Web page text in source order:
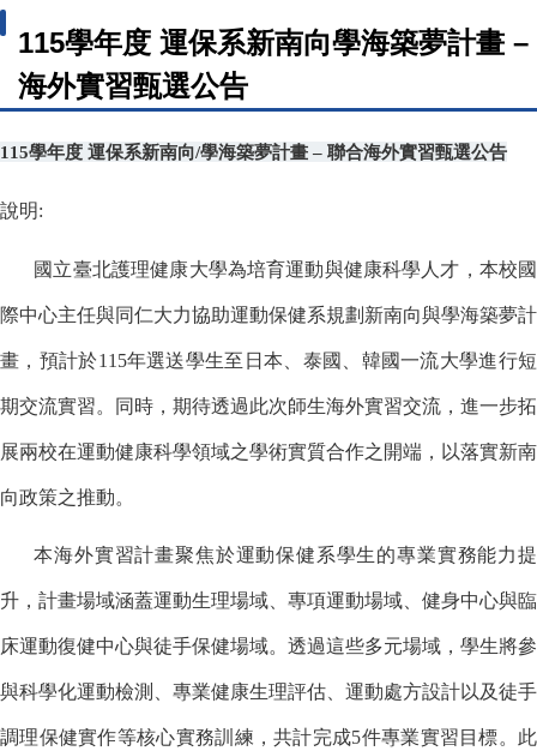
115學年度 運保系新南向學海築夢計畫 –
海外實習甄選公告
115學年度 運保系新南向/學海築夢計畫 – 聯合海外實習甄選公告
說明:
國立臺北護理健康大學為培育運動與健康科學人才，本校國
際中心主任與同仁大力協助運動保健系規劃新南向與學海築夢計
畫，預計於115年選送學生至日本、泰國、韓國一流大學進行短
期交流實習。同時，期待透過此次師生海外實習交流，進一步拓
展兩校在運動健康科學領域之學術實質合作之開端，以落實新南
向政策之推動。
本海外實習計畫聚焦於運動保健系學生的專業實務能力提
升，計畫場域涵蓋運動生理場域、專項運動場域、健身中心與臨
床運動復健中心與徒手保健場域。透過這些多元場域，學生將參
與科學化運動檢測、專業健康生理評估、運動處方設計以及徒手
調理保健實作等核心實務訓練，共計完成5件專業實習目標。此